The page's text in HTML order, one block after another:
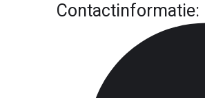
Contactinformatie: